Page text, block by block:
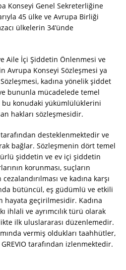
Konseyi Genel Sekreterliğine
45 ülke ve Avrupa Birliği
ülkelerin 34’ünde
Aile İçi Şiddetin Önlenmesi ve
Avrupa Konseyi Sözleşmesi ya
kadına yönelik şiddet
bununla mücadelede temel
konudaki yükümlülüklerini
hakları sözleşmesidir.
desteklenmektedir ve
bağlar. Sözleşmenin dört temel
şiddetin ve ev içi şiddetin
korunması, suçların
ve kadına karşı
bütüncül, eş güdümlü ve etkili
geçirilmesidir. Kadına
ihlali ve ayrımcılık türü olarak
ilk uluslararası düzenlemedir.
vermiş oldukları taahhütler,
tarafından izlenmektedir.